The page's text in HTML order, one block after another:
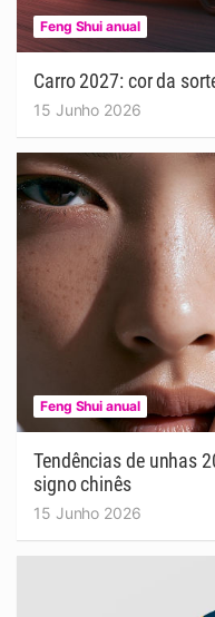
Feng Shui anual
Carro 2027: cor da
15 Junho 2026
Feng Shui anual
Tendências de unhas
signo chinês
15 Junho 2026